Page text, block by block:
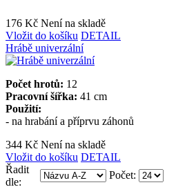
176 Kč Není na skladě
Vložit do košíku DETAIL
Hrábě univerzální
Počet hrotů: 12
Pracovní šířka: 41 cm
Použití:
- na hrabání a příprvu záhonů
344 Kč Není na skladě
Vložit do košíku DETAIL
Řadit
dle:
Počet: